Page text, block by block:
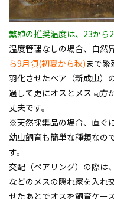
繁殖の推奨温度は、23から
温度管理なしの場合、自然
ら9月頃(初夏から秋)まで繁
羽化させたペア（新成虫）
過して更にオスとメス両方
丈夫です。
※天然採集品の場合、直ぐ
幼虫飼育も簡単な種類なの
す。
交配（ペアリング）の際は
などのメスの隠れ家を入れ
せたあとでオスを飼育ケー